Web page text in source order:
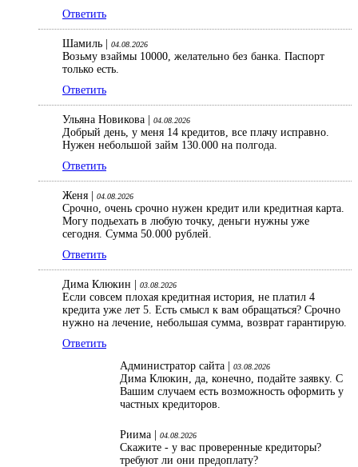
Ответить
Шамиль | 04.08.2026
Возьму взаймы 10000, желательно без банка. Паспорт
только есть.
Ответить
Ульяна Новикова | 04.08.2026
Добрый день, у меня 14 кредитов, все плачу исправно.
Нужен небольшой займ 130.000 на полгода.
Ответить
Женя | 04.08.2026
Срочно, очень срочно нужен кредит или кредитная карта.
Могу подьехать в любую точку, деньги нужны уже
сегодня. Сумма 50.000 рублей.
Ответить
Дима Клюкин | 03.08.2026
Если совсем плохая кредитная история, не платил 4
кредита уже лет 5. Есть смысл к вам обращаться? Срочно
нужно на лечение, небольшая сумма, возврат гарантирую.
Ответить
Администратор сайта |
03.08.2026
Дима Клюкин, да, конечно, подайте заявку. С
Вашим случаем есть возможность оформить у
частных кредиторов.
Риима | 04.08.2026
Скажите - у вас проверенные кредиторы?
требуют ли они предоплату?